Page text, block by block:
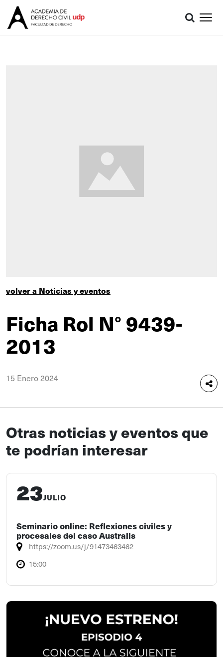
volver a Noticias y eventos
Ficha Rol N° 9439-
2013
15 Enero 2024
Otras noticias y eventos que
te podrían interesar
23JULIO
Seminario online: Reflexiones civiles y
procesales del caso Australis
https://zoom.us/j/91473463462
15:00